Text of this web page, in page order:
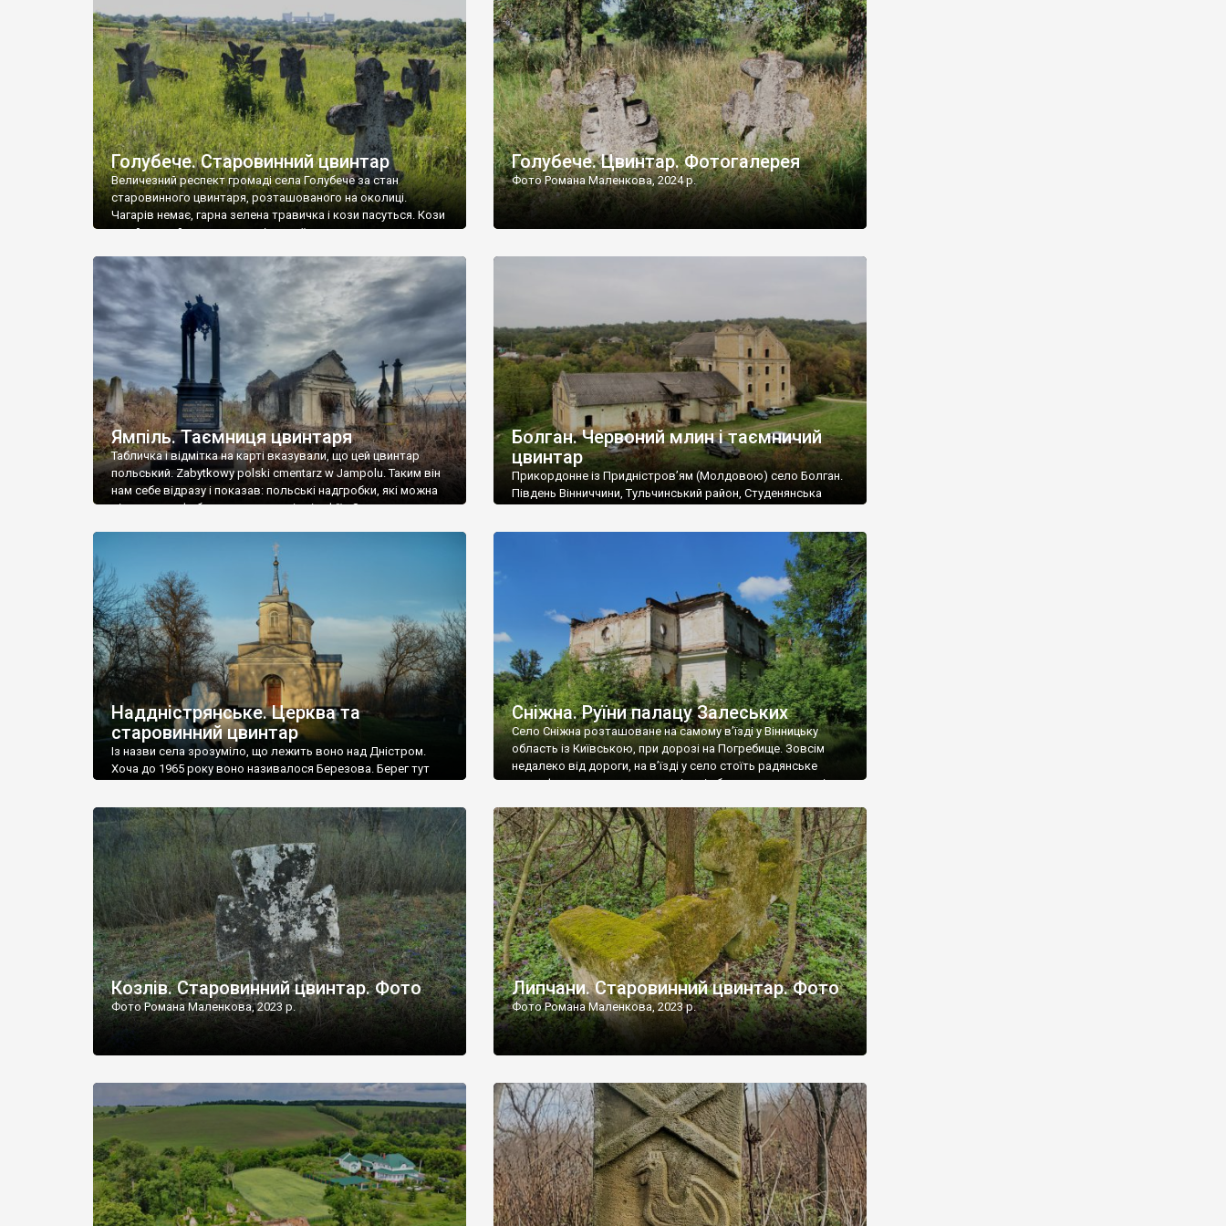
[…]
Голубече. Старовинний цвинтар
Величезний респект громаді села Голубече за стан
старовинного цвинтаря, розташованого на околиці.
Чагарів немає, гарна зелена травичка і кози пасуться. Кози
– найкращий регулятор шкідливої, для старих кладовищ,
бруньками, кози ті бруньки обгризають, бо то улюблений
делікатес. На цвинтарі у Голубечому ціла колекція
різноманітних форм хрестів. Село відносно невелике, […]
Голубече. Цвинтар. Фотогалерея
Фото Романа Маленкова, 2024 р.
Ямпіль. Таємниця цвинтаря
Табличка і відмітка на карті вказували, що цей цвинтар
польський. Zabytkowy polski cmentarz w Jampolu. Таким він
нам себе відразу і показав: польські надгробки, які можна
віднести до фабричних, польські епітафії… Загалом цвинтар
виявилося більше семи гектарів. Перше враження про
абсолютну звичайність польського цвинтаря виявилося
оманливим – […]
Болган. Червоний млин і таємничий
цвинтар
Прикордонне із Придністров’ям (Молдовою) село Болган.
Південь Вінниччини, Тульчинський район, Студенянська
старовинний цвинтар із кам’яними хрестами. Всі епітафії, які
збереглися, написані кирилицею, церковнослов’янською
мовою. За всіма традиційними ознаками – цвинтар
український. Хрести датуються 19 століттям. У 1924-1940
роках Болган […]
Наддністрянське. Церква та
старовинний цвинтар
Із назви села зрозуміло, що лежить воно над Дністром.
Хоча до 1965 року воно називалося Березова. Берег тут
Наддністрянське відрізняється від більшості навколишніх
сіл. У селі є мурована Михайлівська церква. Точної дати […]
Сніжна. Руїни палацу Залеських
Село Сніжна розташоване на самому в’їзді у Вінницьку
область із Київською, при дорозі на Погребище. Зовсім
недалеко від дороги, на в’їзді у село стоїть радянське
рельєфне пано, яке показує жінку і яблуню, а трохи далі,
дороги їх не видно, але видно дві стареньких колії у траві –
[…]
Козлів. Старовинний цвинтар. Фото
Фото Романа Маленкова, 2023 р.
Липчани. Старовинний цвинтар. Фото
Фото Романа Маленкова, 2023 р.